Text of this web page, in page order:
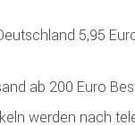
5,95
ab 200 Euro
werden nach